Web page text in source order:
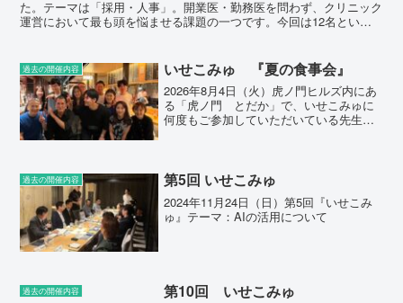
た。テーマは「採用・人事」。開業医・勤務医を問わず、クリニック
運営において最も頭を悩ませる課題の一つです。今回は12名という
過去の開催内容 いせこみゅ 『夏の食事会』
2026年8月4日（火）虎ノ門ヒルズ内にあ
る「虎ノ門 とだか」で、いせこみゅに
何度もご参加していただいている先生方
みゅとは違うアッ...
過去の開催内容 第5回 いせこみゅ
2024年11月24日（日）第5回『いせこみ
ゅ』テーマ：AIの活用について
過去の開催内容 第10回 いせこみゅ